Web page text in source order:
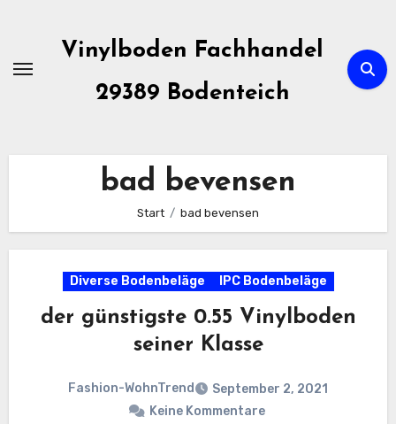
springen
Vinylboden Fachhandel
29389 Bodenteich
bad bevensen
Start bad bevensen
Diverse Bodenbeläge IPC Bodenbeläge
der günstigste 0.55 Vinylboden
seiner Klasse
Fashion-WohnTrend
September 2, 2021
Keine Kommentare